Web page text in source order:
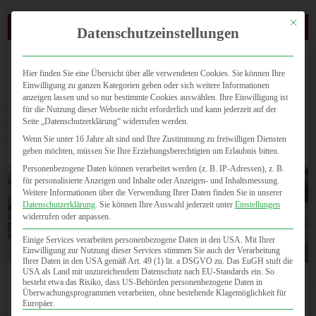
(0721) 4647 810
Seite wählen
Durchblutungsmessung der Beingefäße
Mit
Datenschutzeinstellungen
Hier finden Sie eine Übersicht über alle verwendeten Cookies. Sie können Ihre
Einwilligung zu ganzen Kategorien geben oder sich weitere Informationen
anzeigen lassen und so nur bestimmte Cookies auswählen. Ihre Einwilligung ist
für die Nutzung dieser Webseite nicht erforderlich und kann jederzeit auf der
Seite „Datenschutzerklärung“ widerrufen werden.
Wenn Sie unter 16 Jahre alt sind und Ihre Zustimmung zu freiwilligen Diensten
geben möchten, müssen Sie Ihre Erziehungsberechtigten um Erlaubnis bitten.
Personenbezogene Daten können verarbeitet werden (z. B. IP-Adressen), z. B.
für personalisierte Anzeigen und Inhalte oder Anzeigen- und Inhaltsmessung.
Weitere Informationen über die Verwendung Ihrer Daten finden Sie in unserer
Datenschutzerklärung. Sie können Ihre Auswahl jederzeit unter Einstellungen
widerrufen oder anpassen.
Einige Services verarbeiten personenbezogene Daten in den USA. Mit Ihrer
Einwilligung zur Nutzung dieser Services stimmen Sie auch der Verarbeitung
Ihrer Daten in den USA gemäß Art. 49 (1) lit. a DSGVO zu. Das EuGH stuft die
USA als Land mit unzureichendem Datenschutz nach EU-Standards ein. So
besteht etwa das Risiko, dass US-Behörden personenbezogene Daten in
Überwachungsprogrammen verarbeiten, ohne bestehende Klagemöglichkeit für
Europäer.